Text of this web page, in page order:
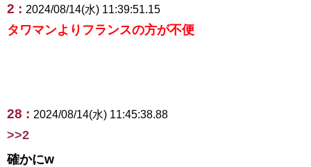
2 : 2024/08/14(水) 11:39:51.15
タワマンよりフランスの方が不便
28 : 2024/08/14(水) 11:45:38.88
>>2
確かにw